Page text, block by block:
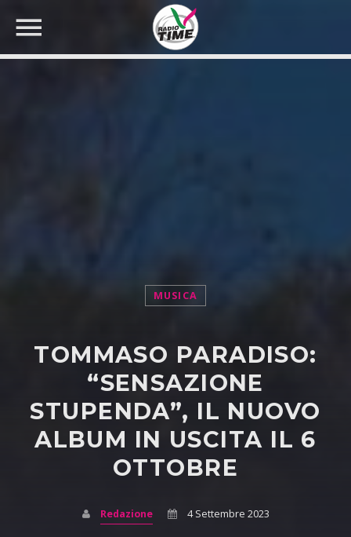
MUSICA
TOMMASO PARADISO:
“SENSAZIONE
STUPENDA”, IL NUOVO
ALBUM IN USCITA IL 6
OTTOBRE
Redazione 4 Settembre 2023